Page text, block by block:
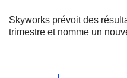
MAXEON SOLAR
Skyworks prévoit des
trimestre et nomme un